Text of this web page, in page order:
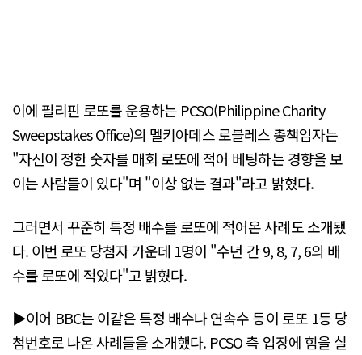
이에 필리핀 로또를 운용하는 PCSO(Philippine Charity
Sweepstakes Office)의 멜키아데스 로블레스 총책임자는
"자신이 정한 숫자를 매회 로또에 적어 베팅하는 경향을 보
이는 사람들이 있다"며 "이상 없는 결과"라고 밝혔다.
그러면서 꾸준히 특정 배수를 로또에 적어온 사례도 소개됐
다. 이번 로또 당첨자 가운데 1명이 "수년 간 9, 8, 7, 6의 배
수를 로또에 적었다"고 밝혔다.
▶이어 BBC는 이같은 특정 배수나 연속수 등이 로또 1등 당
첨번호로 나온 사례들을 소개했다. PCSO 측 입장에 힘을 실